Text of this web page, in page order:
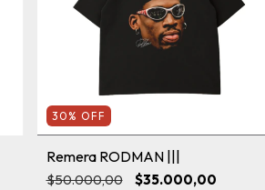
30 % OFF
Remera RODMAN |||
$50.000,00 $35.000,00